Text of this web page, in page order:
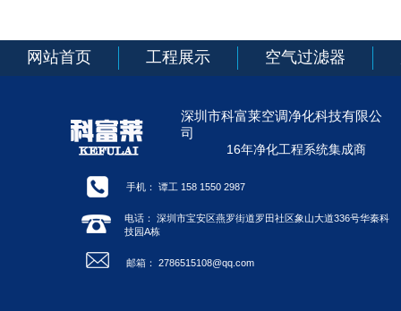
网站首页 工程展示 空气过滤器
深圳市科富莱空调净化科技有限公
司
16年净化工程系统集成商
手机： 谭工 158 1550 2987
电话： 深圳市宝安区燕罗街道罗田社区象山大道336号华秦科
技园A栋
邮箱： 2786515108@qq.com